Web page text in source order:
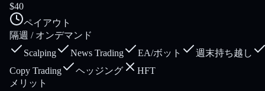
$40
ペイアウト
隔週 / オンデマンド
Scalping
News Trading EA/ボット
週末持ち越し
Copy Trading
ヘッジング
HFT
メリット